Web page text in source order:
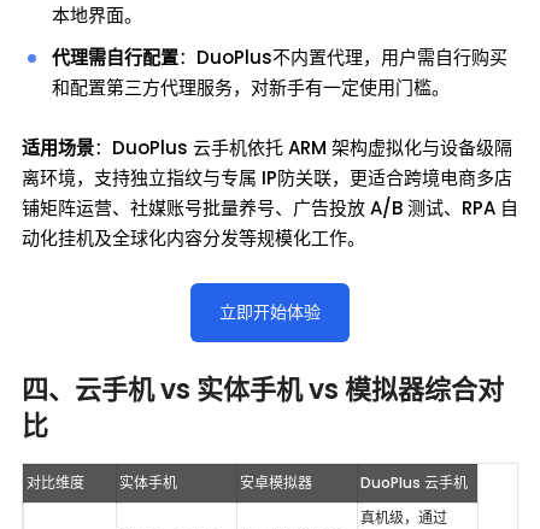
本地界面。
代理需自行配置：DuoPlus不内置代理，用户需自行购买
和配置第三方代理服务，对新手有一定使用门槛。
适用场景：DuoPlus 云手机依托 ARM 架构虚拟化与设备级隔
离环境，支持独立指纹与专属 IP防关联，更适合跨境电商多店
铺矩阵运营、社媒账号批量养号、广告投放 A/B 测试、RPA 自
动化挂机及全球化内容分发等规模化工作。
立即开始体验
四、云手机 vs 实体手机 vs 模拟器综合对
比
对比维度 实体手机 安卓模拟器 DuoPlus 云手机
真机级，通过